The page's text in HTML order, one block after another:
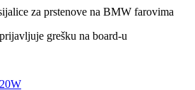
za prstenove na BMW farovima
grešku na board-u